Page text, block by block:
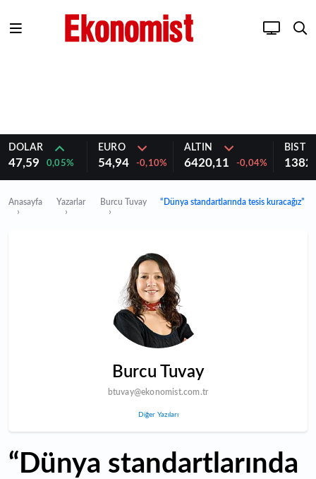
DOLAR
47,59 0,05%
EURO
54,94 -0,10%
ALTIN
6420,11 -0,04%
BIST
Anasayfa Yazarlar Burcu Tuvay “Dünya standartlarında tesis kuracağız”
Burcu Tuvay
btuvay@ekonomist.com.tr
Diğer Yazıları
“Dünya standartlarında